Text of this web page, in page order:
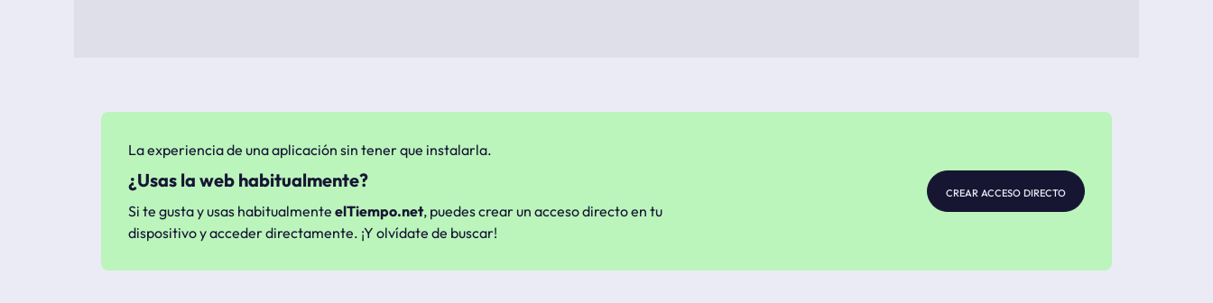
La experiencia de una aplicación sin tener que instalarla.
¿Usas la web habitualmente?
Si te gusta y usas habitualmente elTiempo.net, puedes crear un acceso directo en tu
dispositivo y acceder directamente. ¡Y olvídate de buscar!
crear acceso directo